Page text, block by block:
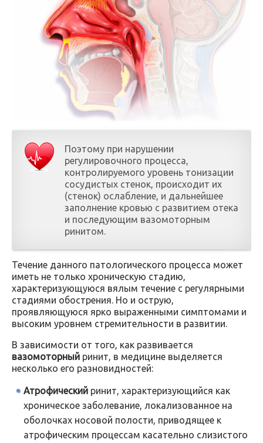
Поэтому при нарушении
регулировочного процесса,
контролируемого уровень тонизации
сосудистых стенок, происходит их
(стенок) ослабление, и дальнейшее
заполнение кровью с развитием отека
и последующим вазомоторным
ринитом.
Течение данного патологического процесса может
иметь не только хроническую стадию,
характеризующуюся вялым течение с регулярными
стадиями обострения. Но и острую,
проявляющуюся ярко выраженными симптомами и
высоким уровнем стремительности в развитии.
В зависимости от того, как развивается
вазомоторный ринит, в медицине выделяется
несколько его разновидностей:
Атрофический ринит, характеризующийся как
хроническое заболевание, локализованное на
оболочках носовой полости, приводящее к
атрофическим процессам касательно слизистого